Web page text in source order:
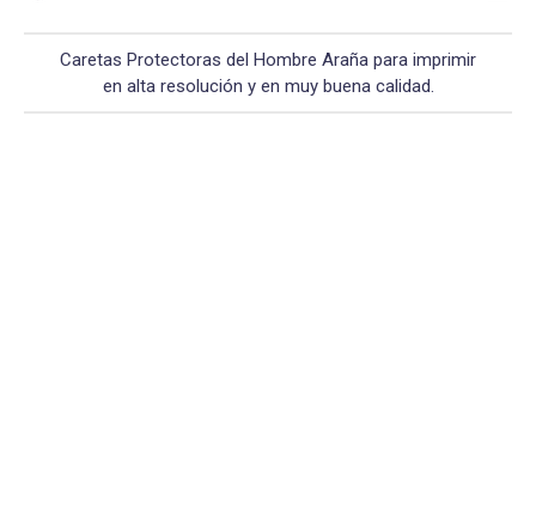
Caretas Protectoras del Hombre Araña para imprimir
en alta resolución y en muy buena calidad.